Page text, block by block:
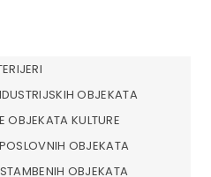
OBJEKATA
OBJEKATA KULTURE
OBJEKATA
OBJEKATA